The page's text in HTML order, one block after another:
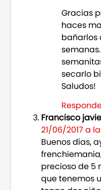
Gracias
haces
bañarlos
secarlo
Saludos!
Francisco
21/06/2017 a
Buenos días,
precioso de 5
que tenemos